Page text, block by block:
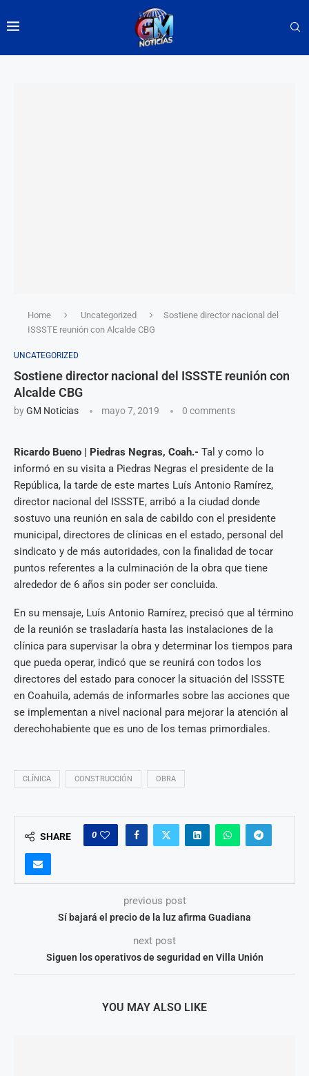
Home Uncategorized
Sostiene director nacional del
ISSSTE reunión con Alcalde CBG
UNCATEGORIZED
Sostiene director nacional del ISSSTE reunión con
Alcalde CBG
byGM Noticias mayo 7, 2019 0 comments
Ricardo Bueno | Piedras Negras, Coah.- Tal y como lo
informó en su visita a Piedras Negras el presidente de la
República, la tarde de este martes Luís Antonio Ramírez,
director nacional del ISSSTE, arribó a la ciudad donde
sostuvo una reunión en sala de cabildo con el presidente
municipal, directores de clínicas en el estado, personal del
sindicato y de más autoridades, con la finalidad de tocar
puntos referentes a la culminación de la obra que tiene
alrededor de 6 años sin poder ser concluida.
En su mensaje, Luís Antonio Ramírez, precisó que al término
de la reunión se trasladaría hasta las instalaciones de la
clínica para supervisar la obra y determinar los tiempos para
que pueda operar, indicó que se reunirá con todos los
directores del estado para conocer la situación del ISSSTE
en Coahuila, además de informarles sobre las acciones que
se implementan a nivel nacional para mejorar la atención al
derechohabiente que es uno de los temas primordiales.
CLÍNICA CONSTRUCCIÓN OBRA
SHARE 0
previous post
Sí bajará el precio de la luz afirma Guadiana
next post
Siguen los operativos de seguridad en Villa Unión
YOU MAY ALSO LIKE